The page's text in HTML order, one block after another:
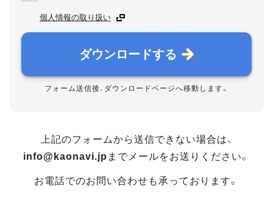
個人情報の取り扱い
ダウンロードする
フォーム送信後、ダウンロードページへ移動します。
上記のフォームから送信できない場合は、
info@kaonavi.jp までメールをお送りください。
お電話でのお問い合わせも承っております。